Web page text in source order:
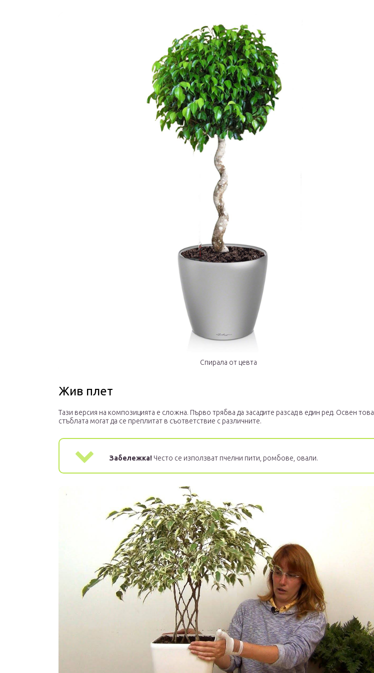
Спирала от цевта
Жив плет
Тази версия на композицията е сложна. Първо трябва да засадите разсад в един ред. Освен това
стъблата могат да се преплитат в съответствие с различните.
Забележка! Често се използват пчелни пити, ромбове, овали.